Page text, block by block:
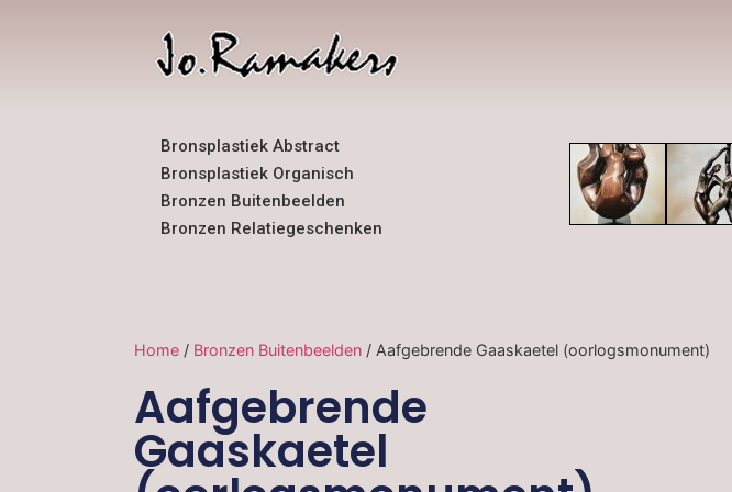
Bronsplastiek Abstract
Bronsplastiek Organisch
Bronzen Buitenbeelden
Bronzen Relatiegeschenken
Home / Bronzen Buitenbeelden / Aafgebrende Gaaskaetel (oorlogsmonument)
Aafgebrende
Gaaskaetel